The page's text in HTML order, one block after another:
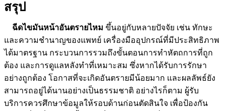
สรุป
ฉีดไขมันหน้าอันตรายไหม ขึ้นอยู่กับหลายปัจจัย เช่น ทักษะ
และความชำนาญของแพทย์ เครื่องมืออุปกรณ์ที่มีประสิทธิภาพ
ได้มาตรฐาน กระบวนการรวมถึงขั้นตอนการทำหัตถการที่ถูก
ต้อง และการดูแลหลังทำที่เหมาะสม ซึ่งหากได้รับการรักษา
อย่างถูกต้อง โอกาสที่จะเกิดอันตรายมีน้อยมาก และผลลัพธ์ยัง
สามารถอยู่ได้นานอย่างเป็นธรรมชาติ อย่างไรก็ตาม ผู้รับ
บริการควรศึกษาข้อมูลให้รอบด้านก่อนตัดสินใจ เพื่อป้องกัน